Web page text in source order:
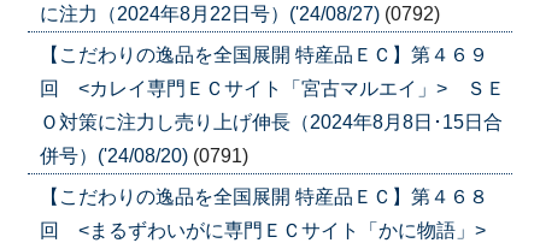
に注力（2024年8月22日号）('24/08/27) (0792)
【こだわりの逸品を全国展開 特産品ＥＣ】第４６９
回 <カレイ専門ＥＣサイト「宮古マルエイ」> ＳＥ
Ｏ対策に注力し売り上げ伸長（2024年8月8日･15日合
併号）('24/08/20) (0791)
【こだわりの逸品を全国展開 特産品ＥＣ】第４６８
回 <まるずわいがに専門ＥＣサイト「かに物語」>